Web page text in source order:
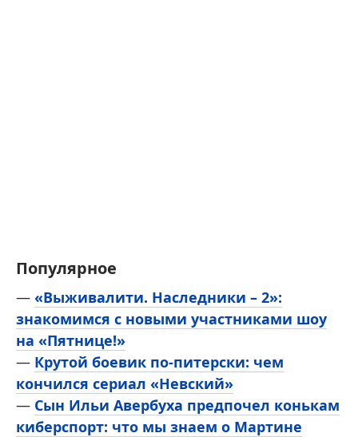
Популярное
— «Выживалити. Наследники – 2»:
знакомимся с новыми участниками шоу
на «Пятнице!»
— Крутой боевик по-питерски: чем
кончился сериал «Невский»
— Сын Ильи Авербуха предпочел конькам
киберспорт: что мы знаем о Мартине